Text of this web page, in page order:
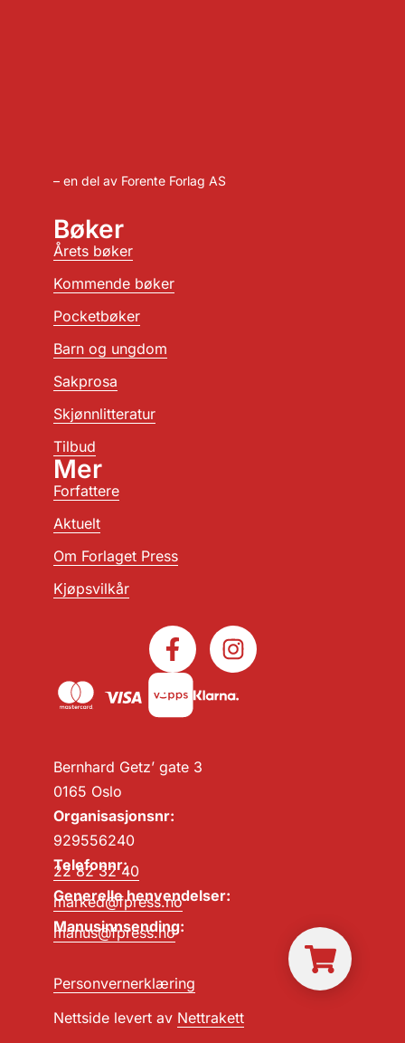
– en del av Forente Forlag AS
Bernhard Getz’ gate 3
0165 Oslo
Organisasjonsnr:
929556240
Telefonnr:
22 82 32 40
Generelle henvendelser:
marked@fpress.no
Manusinnsending:
manus@fpress.no
Personvernerklæring
Nettside levert av Nettrakett
Bøker
Årets bøker
Kommende bøker
Pocketbøker
Barn og ungdom
Sakprosa
Skjønnlitteratur
Tilbud
Mer
Forfattere
Aktuelt
Om Forlaget Press
Kjøpsvilkår